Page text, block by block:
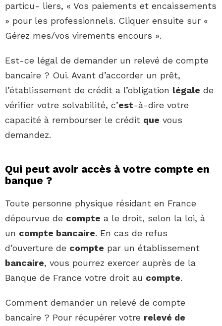
particu- liers, « Vos paiements et encaissements
» pour les professionnels. Cliquer ensuite sur «
Gérez mes/vos virements encours ».
Est-ce légal de demander un relevé de compte
bancaire ? Oui. Avant d’accorder un prêt,
l’établissement de crédit a l’obligation légale de
vérifier votre solvabilité, c’est-à-dire votre
capacité à rembourser le crédit que vous
demandez.
Qui peut avoir accès à votre compte en
banque ?
Toute personne physique résidant en France
dépourvue de compte a le droit, selon la loi, à
un compte bancaire. En cas de refus
d’ouverture de compte par un établissement
bancaire, vous pourrez exercer auprès de la
Banque de France votre droit au compte.
Comment demander un relevé de compte
bancaire ? Pour récupérer votre relevé de